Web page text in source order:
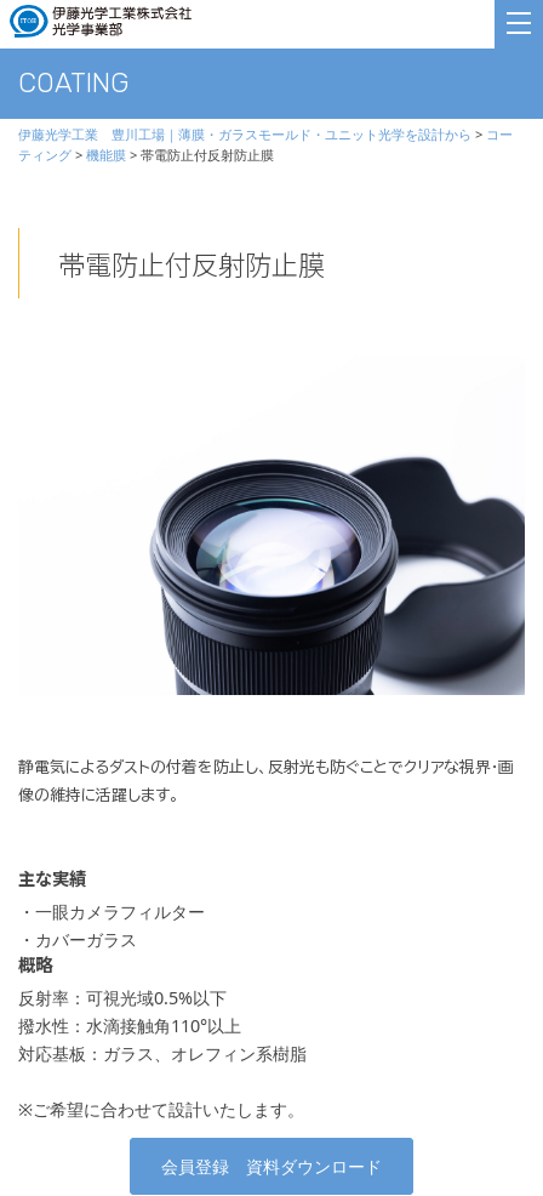
COATING
伊藤光学工業 豊川工場｜薄膜・ガラスモールド・ユニット光学を設計から > コー
ティング > 機能膜 > 帯電防止付反射防止膜
帯電防止付反射防止膜
静電気によるダストの付着を防止し、反射光も防ぐことでクリアな視界・画
像の維持に活躍します。
主な実績
・一眼カメラフィルター
・カバーガラス
概略
反射率：可視光域0.5%以下
撥水性：水滴接触角110°以上
対応基板：ガラス、オレフィン系樹脂
※ご希望に合わせて設計いたします。
会員登録 資料ダウンロード